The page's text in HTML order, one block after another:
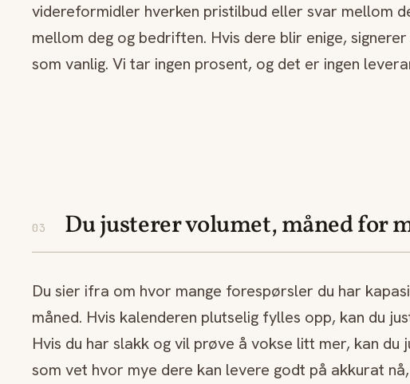
videreformidler hverken pristilbud eller svar mellom
mellom deg og bedriften. Hvis dere blir enige,
som vanlig. Vi tar ingen prosent, og det er ingen
03 Du justerer volumet, måned for
Du sier ifra om hvor mange forespørsler du har
måned. Hvis kalenderen plutselig fylles opp, kan du
Hvis du har slakk og vil prøve å vokse litt mer, kan du
som vet hvor mye dere kan levere godt på akkurat